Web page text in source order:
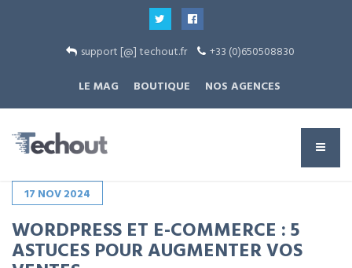
support [@] techout.fr
+33 (0)650508830
LE MAG
BOUTIQUE NOS AGENCES
17 NOV2024
WORDPRESS ET E-COMMERCE : 5
ASTUCES POUR AUGMENTER VOS